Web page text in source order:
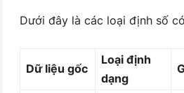
Dưới đây là các loại định số
Dữ liệu gốc
Loại định
dạng